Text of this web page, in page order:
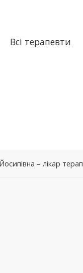
Всі терапевти
– лікар